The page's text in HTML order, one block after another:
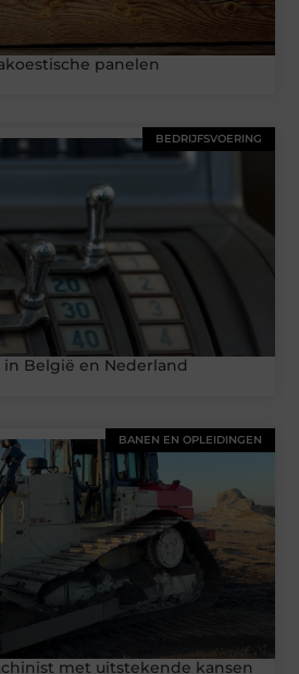
panelen
BEDRIJFSVOERING
België en Nederland
BANEN EN OPLEIDINGEN
met uitstekende kansen